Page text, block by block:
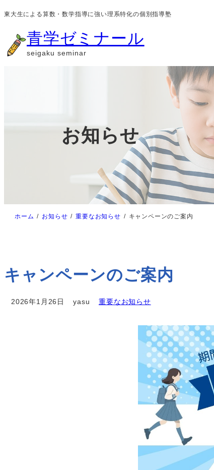
内
を
東大生による算数・数学指導に強い理系特化の個別指導塾
青学ゼミナール
seigaku seminar
お知らせ
ホーム お知らせ 重要なお知らせ キャンペーンのご案内
キャンペーンのご案内
2026年1月26日 yasu 重要なお知らせ